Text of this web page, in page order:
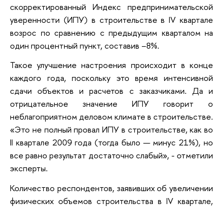
скорректированный Индекс предпринимательской
уверенности (ИПУ) в строительстве в IV квартале
возрос по сравнению с предыдущим кварталом на
один процентный пункт, составив –8%.
Такое улучшение настроения происходит в конце
каждого года, поскольку это время интенсивной
сдачи объектов и расчетов с заказчиками. Да и
отрицательное значение ИПУ говорит о
неблагоприятном деловом климате в строительстве.
«Это не полный провал ИПУ в строительстве, как во
II квартале 2009 года (тогда было — минус 21%), но
все равно результат достаточно слабый», - отметили
эксперты.
Количество респондентов, заявивших об увеличении
физических объемов строительства в IV квартале,